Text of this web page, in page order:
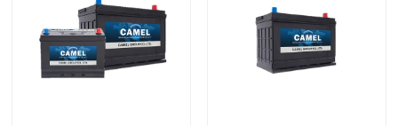
자동차 스타터 배터리
산 스타터 배터리를 이끄세요